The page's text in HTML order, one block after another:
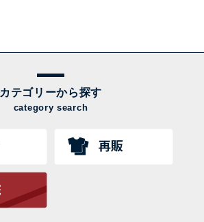
カテゴリーから探す
category search